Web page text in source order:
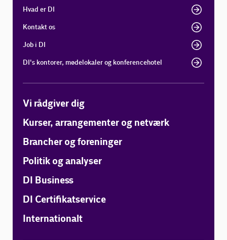
Hvad er DI
Kontakt os
Job i DI
DI's kontorer, mødelokaler og konferencehotel
Vi rådgiver dig
Kurser, arrangementer og netværk
Brancher og foreninger
Politik og analyser
DI Business
DI Certifikatservice
Internationalt